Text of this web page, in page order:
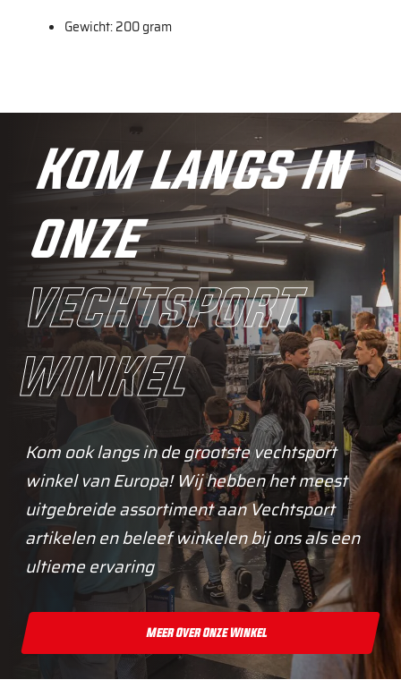
Gewicht: 200 gram
Kom langs in
onze
vechtsport
winkel
Kom ook langs in de grootste vechtsport
winkel van Europa! Wij hebben het meest
uitgebreide assortiment aan Vechtsport
artikelen en beleef winkelen bij ons als een
ultieme ervaring
Meer Over Onze Winkel